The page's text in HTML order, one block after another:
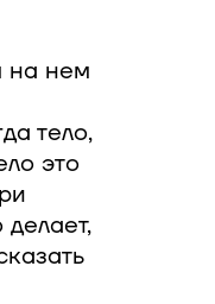
на нем
тело,
это